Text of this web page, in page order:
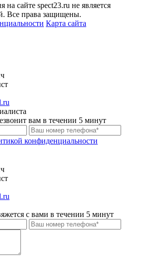
сайте spect23.ru не является
Все права защищены.
Карта сайта
вам в течении 5 минут
конфиденциальности
с вами в течении 5 минут